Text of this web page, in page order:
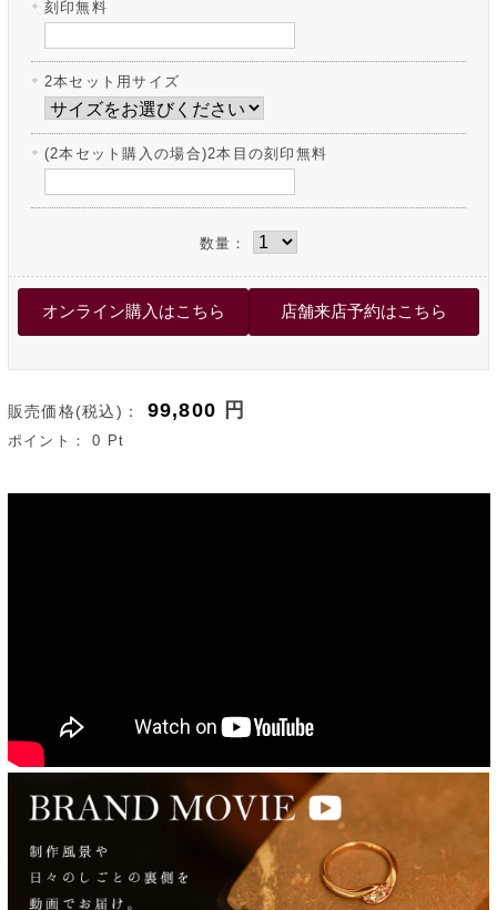
刻印無料
2本セット用サイズ
(2本セット購入の場合)2本目の刻印無料
数量：
販売価格(税込)： 99,800 円
ポイント：0 Pt